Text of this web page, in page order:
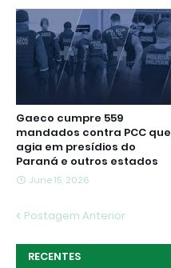
Gaeco cumpre 559
mandados contra PCC que
agia em presídios do
Paraná e outros estados
June 15, 2026
Postagem Anterior
RECENTES